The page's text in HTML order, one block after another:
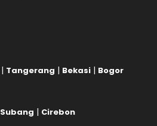
| Tangerang | Bekasi | Bogor
Subang | Cirebon